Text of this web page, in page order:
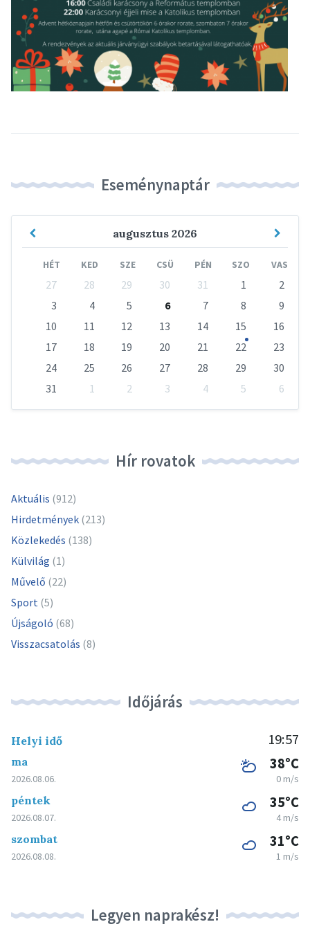
Eseménynaptár
augusztus 2026
Previous
HÉT KED SZE CSÜ PÉN SZO VAS
calendar
27 28 29 30 31 1
2
3
4 5 6 7 8
9
10
11 12 13 14 15
16
17
18 19 20 21 22
23
24
25 26 27 28 29
30
31
1 2 3 4 5
6
Hír rovatok
Aktuális (912)
Hirdetmények (213)
Közlekedés (138)
Külvilág (1)
Művelő (22)
Sport (5)
Újságoló (68)
Visszacsatolás (8)
Időjárás
Helyi idő 19:57
ma
2026.08.06.
38°C
0 m/s
péntek
2026.08.07.
35°C
4 m/s
szombat
2026.08.08.
31°C
1 m/s
Legyen naprakész!